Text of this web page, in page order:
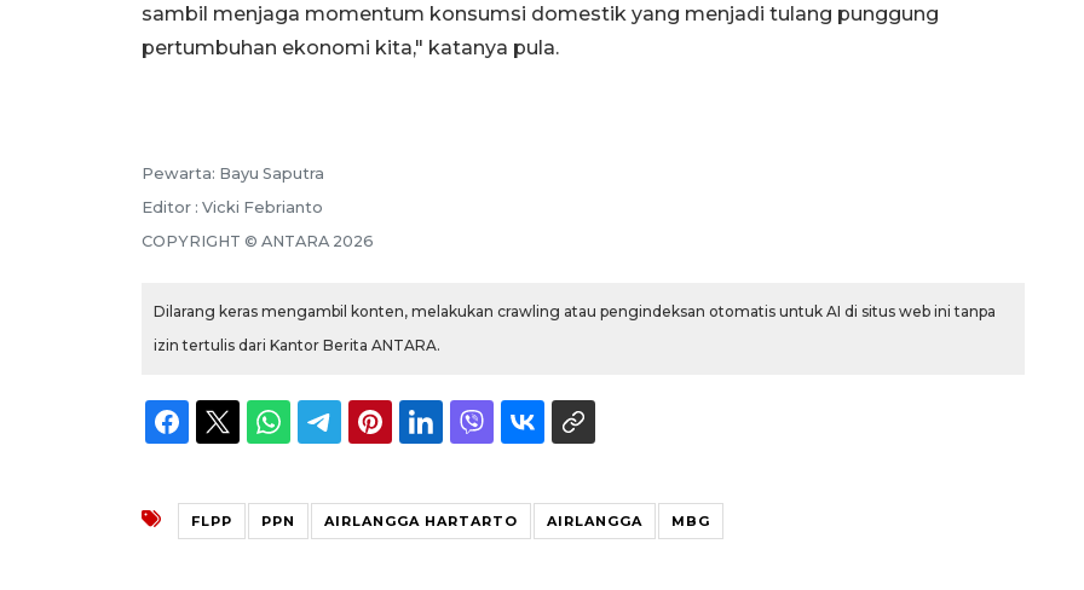
sambil menjaga momentum konsumsi domestik yang menjadi tulang punggung
pertumbuhan ekonomi kita," katanya pula.
Pewarta: Bayu Saputra
Editor : Vicki Febrianto
COPYRIGHT © ANTARA 2026
Dilarang keras mengambil konten, melakukan crawling atau pengindeksan otomatis untuk AI di situs web ini tanpa
izin tertulis dari Kantor Berita ANTARA.
FLPP PPN AIRLANGGA HARTARTO AIRLANGGA MBG